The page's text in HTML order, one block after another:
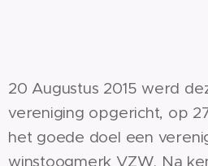
20 Augustus 2015 werd
vereniging opgericht, op
het goede doel een
winstoogmerk VZW. Na